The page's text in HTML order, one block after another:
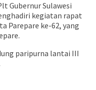
Gubernur Sulawesi
kegiatan rapat
Parepare ke-62, yang
paripurna lantai III